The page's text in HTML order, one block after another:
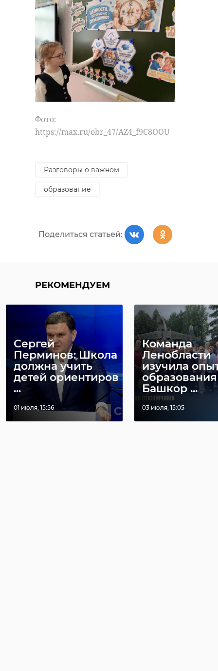
Фото:
https://max.ru/obr_47/AZ4_f9C8OOU
Разговоры о важном
образование
Поделиться статьей:
РЕКОМЕНДУЕМ
Сергей
Перминов: Школа
должна учить
детей ориентиров
...
01 июля, 15:56
Команда
Ленобласти
изучила
Башкор ...
03 июля, 15:05